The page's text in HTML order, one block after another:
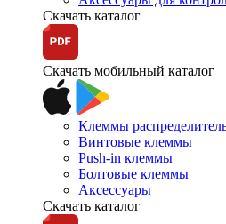
Скачать каталог
Скачать мобильный каталог
Клеммы
Винтовые клеммы
Push-in клеммы
Болтовые клеммы
Аксессуары
Скачать каталог